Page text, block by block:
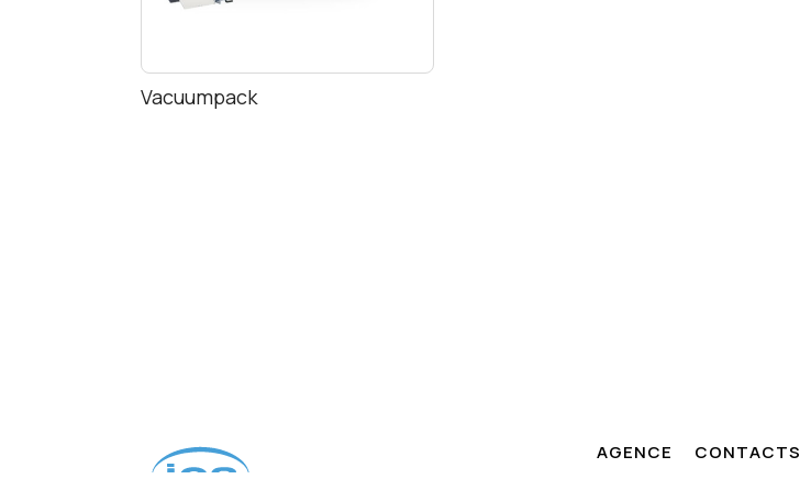
Vacuumpack
AGENCE CONTACTS